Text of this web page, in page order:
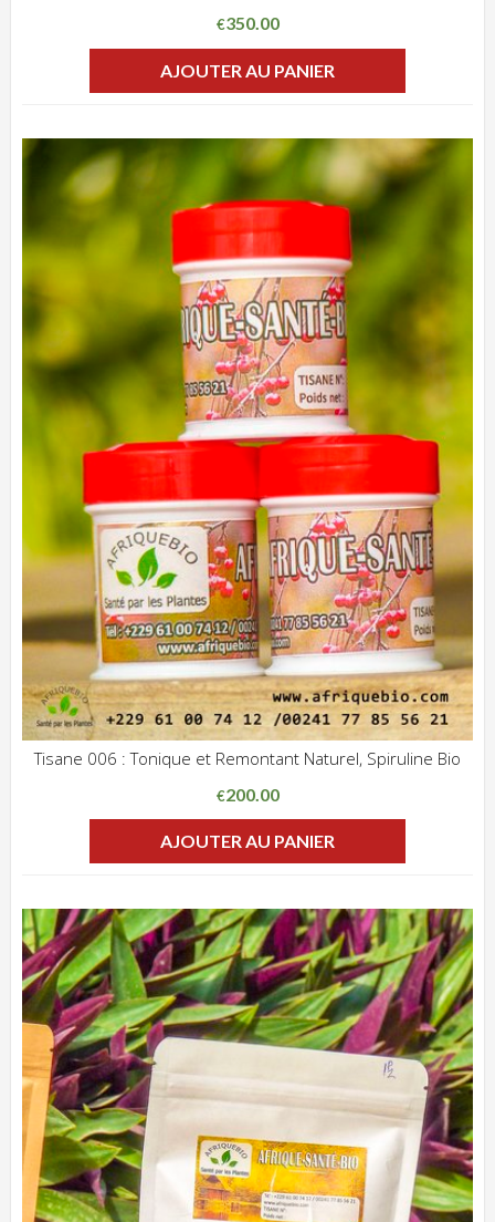
€350.00
AJOUTER AU PANIER
Tisane 006 : Tonique et Remontant Naturel, Spiruline Bio
€200.00
AJOUTER AU PANIER